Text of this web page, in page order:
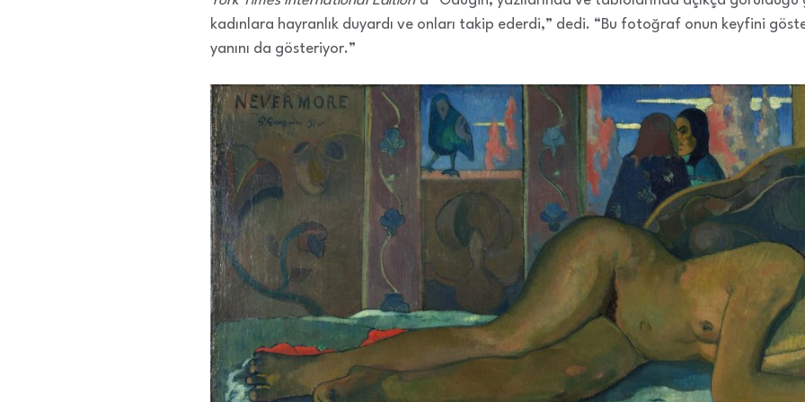
kadınlara hayranlık duyardı ve onları takip ederdi,” dedi. “Bu fotoğraf onun keyfini
yanını da gösteriyor.”